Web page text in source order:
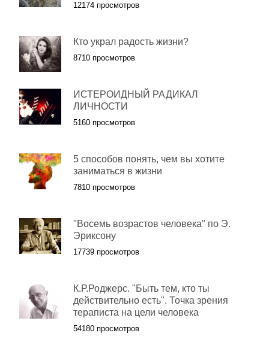
12174 просмотров
Кто украл радость жизни?
8710 просмотров
ИСТЕРОИДНЫЙ РАДИКАЛ
ЛИЧНОСТИ
5160 просмотров
5 способов понять, чем вы хотите
заниматься в жизни
7810 просмотров
"Восемь возрастов человека" по Э.
Эриксону
17739 просмотров
К.Р.Роджерс. "Быть тем, кто ты
действительно есть". Точка зрения
тераписта на цели человека
54180 просмотров